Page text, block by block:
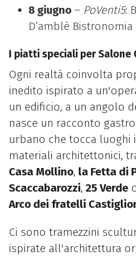
8 giugno– PoVenti5:
D’amblè
I piatti speciali per Salone
Ogni realtà coinvolta
inedito ispirato a
un edificio, a un angolo
nasce un racconto
urbano che tocca luoghi
materiali architettonici,
Casa Mollino, la Fetta di
Scaccabarozzi, 25 Verde
Arco dei fratelli
Ci sono tramezzini
ispirate all'architettura